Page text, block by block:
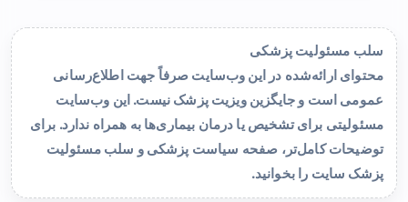
سلب مسئولیت پزشکی
محتوای ارائه‌شده در این وب‌سایت صرفاً جهت اطلاع‌رسانی
عمومی است و جایگزین ویزیت پزشک نیست. این وب‌سایت
مسئولیتی برای تشخیص یا درمان بیماری‌ها به همراه ندارد. برای
توضیحات کامل‌تر، صفحه سیاست پزشکی و سلب مسئولیت
پزشک سایت را بخوانید.